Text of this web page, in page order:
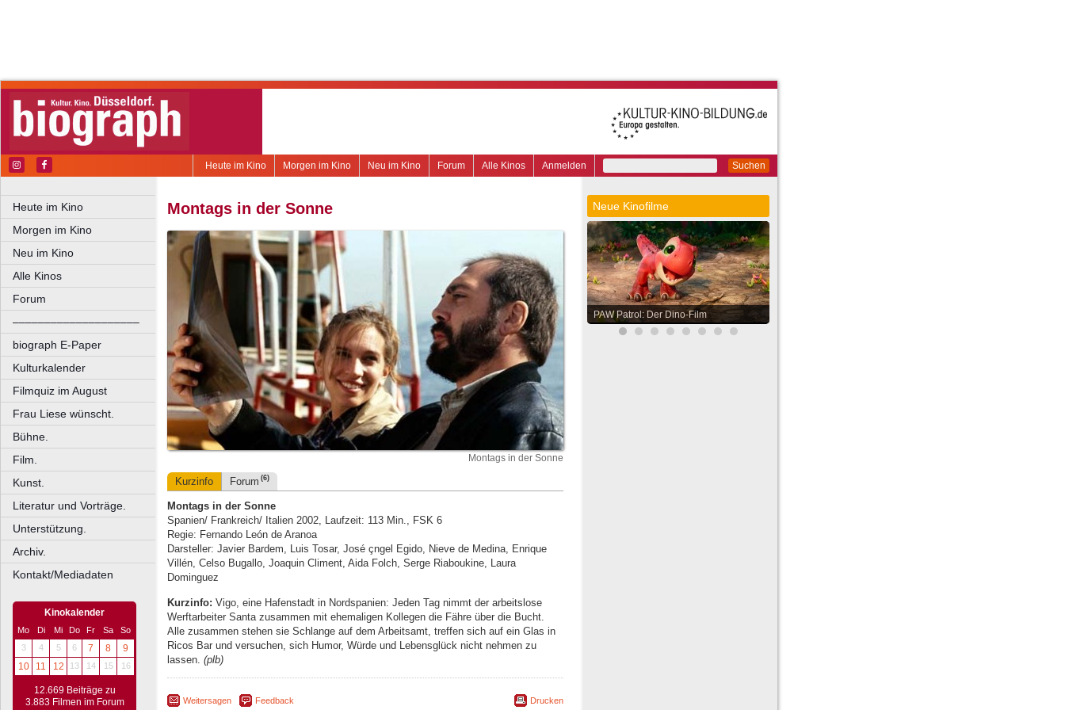
Suchen
Anmelden
Alle Kinos
Forum
Neu im Kino
Morgen im Kino
Heute im Kino
Heute im Kino
Morgen im Kino
Neu im Kino
Alle Kinos
Forum
––––––––––––––––––––
biograph E-Paper
Kulturkalender
Filmquiz im August
Frau Liese wünscht.
Bühne.
Film.
Kunst.
Literatur und Vorträge.
Unterstützung.
Archiv.
Kontakt/Mediadaten
Kinokalender
Mo Di Mi Do Fr Sa
So
3
4 5 6 7 8
9
10
11 12 13 14 15 16
12.669 Beiträge zu
3.883 Filmen im Forum
Montags in der Sonne
Montags in der Sonne
Kurzinfo Forum (6)
Montags in der Sonne
Spanien/ Frankreich/ Italien 2002, Laufzeit: 113 Min., FSK 6
Regie: Fernando León de Aranoa
Darsteller: Javier Bardem, Luis Tosar, José çngel Egido, Nieve de Medina, Enrique
Villén, Celso Bugallo, Joaquin Climent, Aida Folch, Serge Riaboukine, Laura
Dominguez
Kurzinfo: Vigo, eine Hafenstadt in Nordspanien: Jeden Tag nimmt der arbeitslose
Werftarbeiter Santa zusammen mit ehemaligen Kollegen die Fähre über die Bucht.
Alle zusammen stehen sie Schlange auf dem Arbeitsamt, treffen sich auf ein Glas in
Ricos Bar und versuchen, sich Humor, Würde und Lebensglück nicht nehmen zu
lassen. (plb)
Weitersagen Feedback Drucken
Neue Kinofilme
PAW Patrol: Der Dino-Film